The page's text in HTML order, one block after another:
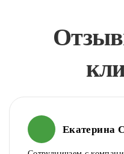
Екатерина